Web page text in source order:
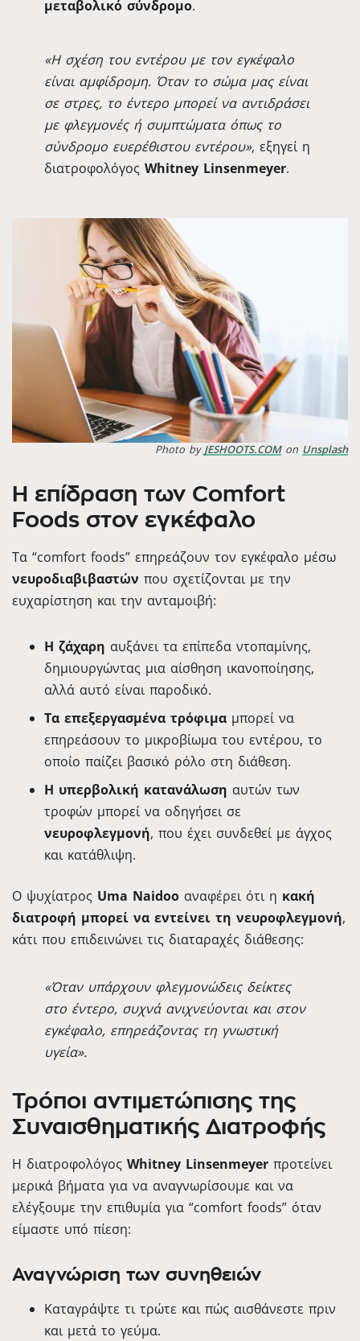
μεταβολικό σύνδρομο.
«Η σχέση του εντέρου με τον εγκέφαλο
είναι αμφίδρομη. Όταν το σώμα μας είναι
σε στρες, το έντερο μπορεί να αντιδράσει
με φλεγμονές ή συμπτώματα όπως το
σύνδρομο ευερέθιστου εντέρου», εξηγεί η
διατροφολόγος Whitney Linsenmeyer.
Photo by JESHOOTS.COMon Unsplash
Η επίδραση των Comfort
Foods στον εγκέφαλο
Τα “comfort foods” επηρεάζουν τον εγκέφαλο μέσω
νευροδιαβιβαστών που σχετίζονται με την
ευχαρίστηση και την ανταμοιβή:
Η ζάχαρη αυξάνει τα επίπεδα ντοπαμίνης,
δημιουργώντας μια αίσθηση ικανοποίησης,
αλλά αυτό είναι παροδικό.
Τα επεξεργασμένα τρόφιμα μπορεί να
επηρεάσουν το μικροβίωμα του εντέρου, το
οποίο παίζει βασικό ρόλο στη διάθεση.
Η υπερβολική κατανάλωση αυτών των
τροφών μπορεί να οδηγήσει σε
νευροφλεγμονή, που έχει συνδεθεί με άγχος
και κατάθλιψη.
Ο ψυχίατρος Uma Naidoo αναφέρει ότι η κακή
διατροφή μπορεί να εντείνει τη νευροφλεγμονή,
κάτι που επιδεινώνει τις διαταραχές διάθεσης:
«Όταν υπάρχουν φλεγμονώδεις δείκτες
στο έντερο, συχνά ανιχνεύονται και στον
εγκέφαλο, επηρεάζοντας τη γνωστική
υγεία».
Τρόποι αντιμετώπισης της
Συναισθηματικής Διατροφής
Η διατροφολόγος Whitney Linsenmeyer προτείνει
μερικά βήματα για να αναγνωρίσουμε και να
ελέγξουμε την επιθυμία για “comfort foods” όταν
είμαστε υπό πίεση:
Αναγνώριση των συνηθειών
Καταγράψτε τι τρώτε και πώς αισθάνεστε πριν
και μετά το γεύμα.